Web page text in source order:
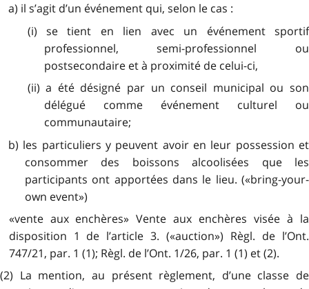
a) il s’agit d’un événement qui, selon le cas :
(i) se tient en lien avec un événement sportif
professionnel, semi-professionnel ou
postsecondaire et à proximité de celui-ci,
(ii) a été désigné par un conseil municipal ou son
délégué comme événement culturel ou
communautaire;
b) les particuliers y peuvent avoir en leur possession et
consommer des boissons alcoolisées que les
participants ont apportées dans le lieu. («bring-your-
own event»)
«vente aux enchères» Vente aux enchères visée à la
disposition 1 de l’article 3. («auction») Règl. de l’Ont.
747/21, par. 1 (1); Règl. de l’Ont. 1/26, par. 1 (1) et (2).
(2) La mention, au présent règlement, d’une classe de